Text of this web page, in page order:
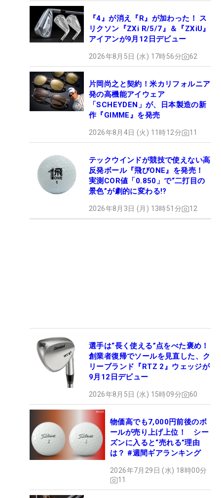
『4』が消え『R』が加わった！ ス
リクソン『ZXi R/5/7』＆『ZXiU』
アイアンが9月12日デビュー
2026年8月5日 (水) 17時56分 62
片岡尚之と契約！米カリフォルニア
発の高機能アイウェア
「SCHEYDEN」が、日本製造の新
作『GIMME』を発売
2026年8月4日 (火) 11時12分 11
テックウインドが競技で使えない高
反発ボール『飛びONE』を発売！
実測COR値「0.850」で“二打目の
景色”が劇的に変わる!?
2026年8月3日 (月) 13時51分 12
選手は“長く使える”点をべた褒め！
創業者復帰でソールを見直した、ク
リーブランド『RTZ 2』ウェッジが
9月12日デビュー
2026年8月5日 (水) 15時09分 60
物価高でも7,000円前後のボ
ールが売り上げ上位！ シー
ズンに入ると“売れる”理由
は？ #週間ギアランキング
2026年7月29日 (水) 18時00分
11